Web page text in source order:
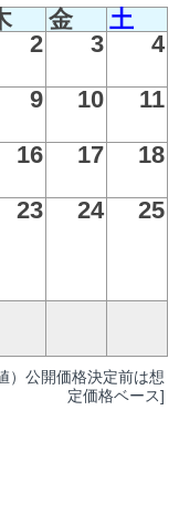
金
土
2 3
4
9 10
11
16 17
18
23 24 25
）公開価格決定前は想
定価格ベース]